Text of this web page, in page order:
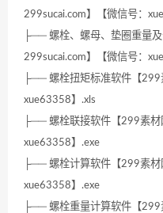
299sucai.com】【微信号：
├── 螺栓、螺母、垫圈重量
299sucai.com】【微信号：
├── 螺栓扭矩标准软件【299
xue63358】.xls
├── 螺栓联接软件【299素材
xue63358】.exe
├── 螺栓计算软件【299素材
xue63358】.exe
├── 螺栓重量计算软件【299